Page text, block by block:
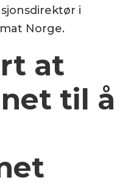
i
Norge.
at
til å